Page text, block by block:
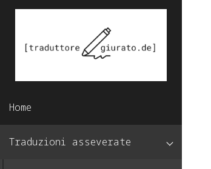
to
Home
Traduzioni asseverate